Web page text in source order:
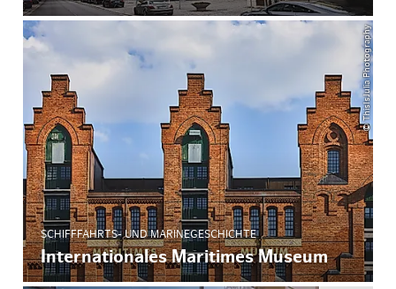
© ThisIsJulia Photography
SCHIFFFAHRTS- UND MARINEGESCHICHTE
Internationales Maritimes Museum